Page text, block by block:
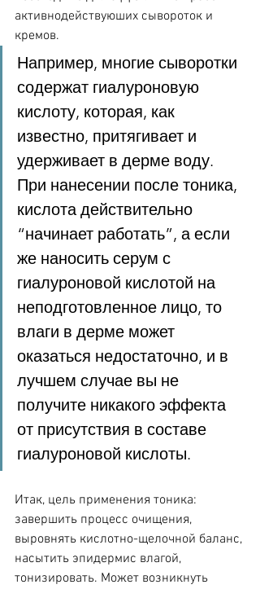
активнодействуюших сывороток и
кремов.
Например, многие сыворотки
содержат гиалуроновую
кислоту, которая, как
известно, притягивает и
удерживает в дерме воду.
При нанесении после тоника,
кислота действительно
“начинает работать”, а если
же наносить серум с
гиалуроновой кислотой на
неподготовленное лицо, то
влаги в дерме может
оказаться недостаточно, и в
лучшем случае вы не
получите никакого эффекта
от присутствия в составе
гиалуроновой кислоты.
Итак, цель применения тоника:
завершить процесс очищения,
выровнять кислотно-щелочной баланс,
насытить эпидермис влагой,
тонизировать. Может возникнуть